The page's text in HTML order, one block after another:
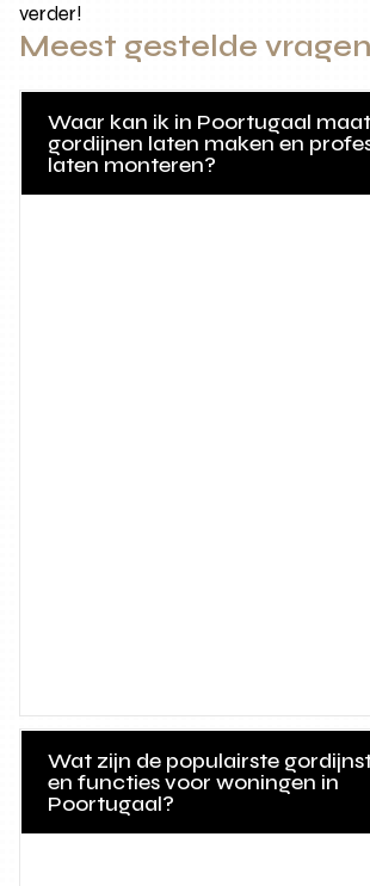
verder!
Meest gestelde vragen
Waar kan ik in Poortugaal
gordijnen laten maken en
laten monteren?
Wat zijn de populairste
en functies voor woningen in
Poortugaal?